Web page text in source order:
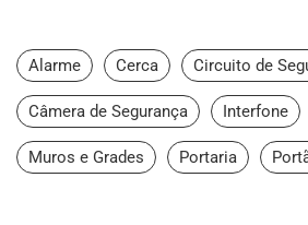
Alarme Cerca Circuito de
Câmera de Segurança Interfone
Muros e Grades Portaria